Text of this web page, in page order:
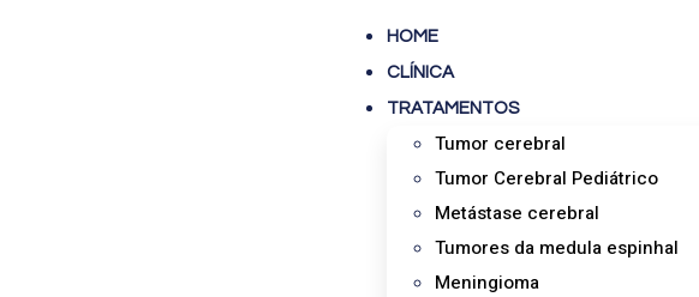
HOME
CLÍNICA
TRATAMENTOS
Tumor cerebral
Tumor Cerebral Pediátrico
Metástase cerebral
Tumores da medula espinhal
Meningioma